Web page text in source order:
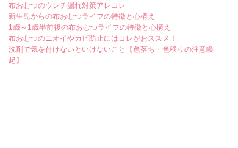
布おむつのウンチ漏れ対策アレコレ
新生児からの布おむつライフの特徴と心構え
1歳～1歳半前後の布おむつライフの特徴と心構え
布おむつのニオイやカビ防止にはコレがおススメ！
洗剤で気を付けないといけないこと【色落ち・色移りの注意喚
起】